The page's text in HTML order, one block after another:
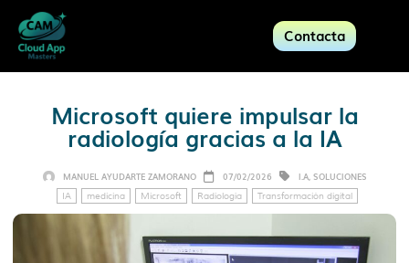
Contacta
Microsoft quiere impulsar la
radiología gracias a la IA
MANUEL AYUDARTE ZAMORANO 07/02/2026 I.A, SOLUCIONES
IA medicina Microsoft Radiología Transformación digital